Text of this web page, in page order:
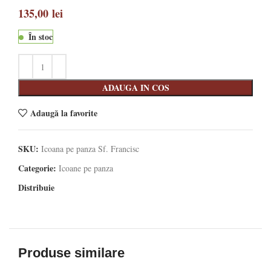
135,00 lei
În stoc
ADAUGA IN COS
Adaugă la favorite
SKU: Icoana pe panza Sf. Francisc
Categorie: Icoane pe panza
Distribuie
Produse similare